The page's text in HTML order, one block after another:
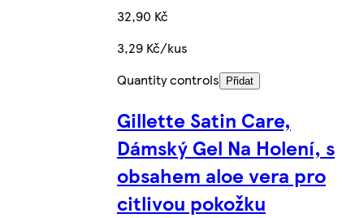
32,90 Kč
3,29 Kč/kus
Quantity controls
Přidat
Gillette Satin Care,
Dámský Gel Na Holení, s
obsahem aloe vera pro
citlivou pokožku